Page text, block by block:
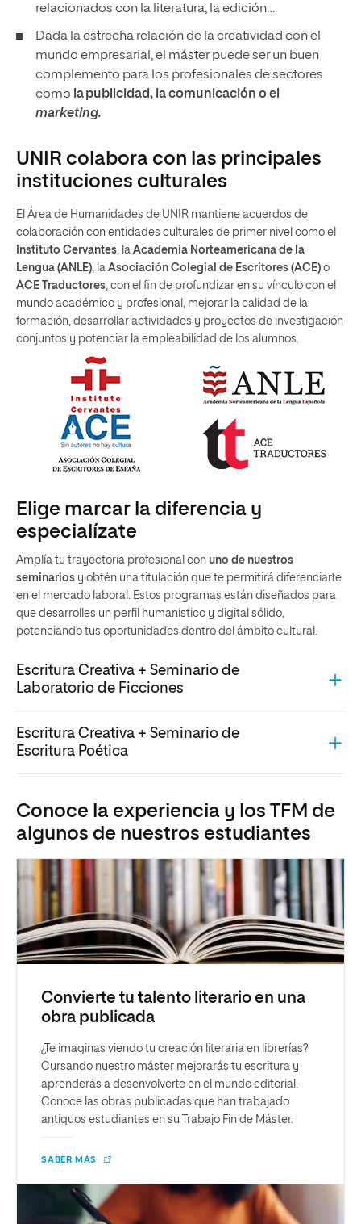
relacionados con la literatura, la edición…
Dada la estrecha relación de la creatividad con el
mundo empresarial, el máster puede ser un buen
complemento para los profesionales de sectores
como la publicidad, la comunicación o el
marketing.
UNIR colabora con las principales
instituciones culturales
El Área de Humanidades de UNIR mantiene acuerdos de
colaboración con entidades culturales de primer nivel como el
Instituto Cervantes, la Academia Norteamericana de la
Lengua (ANLE), la Asociación Colegial de Escritores (ACE) o
ACE Traductores, con el fin de profundizar en su vínculo con el
mundo académico y profesional, mejorar la calidad de la
formación, desarrollar actividades y proyectos de investigación
conjuntos y potenciar la empleabilidad de los alumnos.
Elige marcar la diferencia y
especialízate
Amplía tu trayectoria profesional con uno de nuestros
seminarios y obtén una titulación que te permitirá diferenciarte
en el mercado laboral. Estos programas están diseñados para
que desarrolles un perfil humanístico y digital sólido,
potenciando tus oportunidades dentro del ámbito cultural.
Escritura Creativa + Seminario de
Laboratorio de Ficciones
Escritura Creativa + Seminario de
Escritura Poética
Conoce la experiencia y los TFM de
algunos de nuestros estudiantes
Convierte tu talento literario en una
obra publicada
¿Te imaginas viendo tu creación literaria en librerías?
Cursando nuestro máster mejorarás tu escritura y
aprenderás a desenvolverte en el mundo editorial.
Conoce las obras publicadas que han trabajado
antiguos estudiantes en su Trabajo Fin de Máster.
SABER MÁS